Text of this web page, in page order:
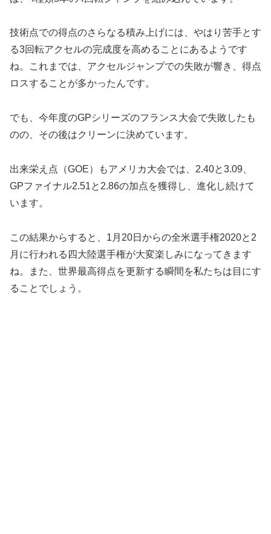
技術点での得点のさらなる積み上げには、やはり苦手とす
る3回転アクセルの完成度を高めることにあるようです
ね。これまでは、アクセルジャンプでの失敗が響き、得点
ロスすることが多かったんです。
でも、今年度のGPシリーズのフランス大会で失敗したも
のの、その後はクリーンに決めています。
出来栄え点（GOE）もアメリカ大会では、2.40と3.09、
GPファイナル2.51と2.86の加点を獲得し、進化し続けて
います。
この結果からすると、1月20日からの全米選手権2020と2
月に行われる四大陸選手権が大変楽しみになってきます
ね。また、世界最高得点を更新する瞬間を私たちは目にす
ることでしょう。